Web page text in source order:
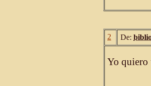
2 De:
Yo quiero